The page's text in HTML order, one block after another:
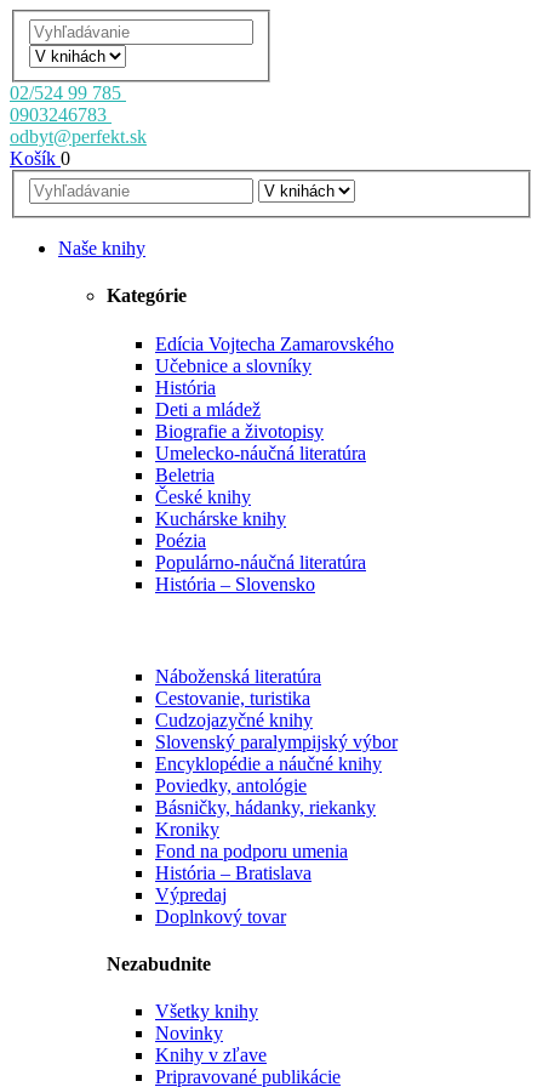
02/524 99 785
0903246783
odbyt@perfekt.sk
Košík 0
Naše knihy
Kategórie
Edícia Vojtecha Zamarovského
Učebnice a slovníky
História
Deti a mládež
Biografie a životopisy
Umelecko-náučná literatúra
Beletria
České knihy
Kuchárske knihy
Poézia
Populárno-náučná literatúra
História – Slovensko
Náboženská literatúra
Cestovanie, turistika
Cudzojazyčné knihy
Slovenský paralympijský výbor
Encyklopédie a náučné knihy
Poviedky, antológie
Básničky, hádanky, riekanky
Kroniky
Fond na podporu umenia
História – Bratislava
Výpredaj
Doplnkový tovar
Nezabudnite
Všetky knihy
Novinky
Knihy v zľave
Pripravované publikácie